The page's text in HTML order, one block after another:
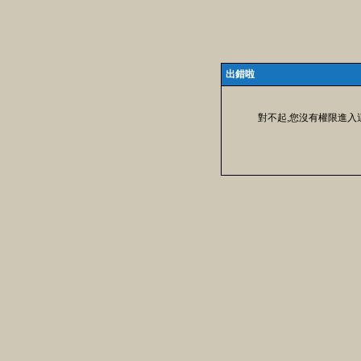
出錯啦
對不起,您沒有權限進入